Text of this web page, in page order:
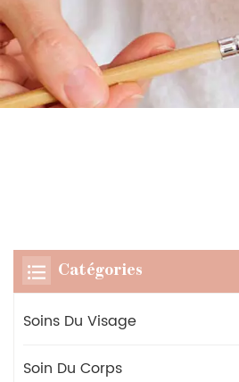
Catégories
Soins Du Visage
Soin Du Corps